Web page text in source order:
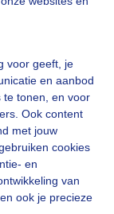
voor geeft, je
en aanbod
te tonen, en voor
Ook content
met jouw
cookies
en
van
ook je precieze